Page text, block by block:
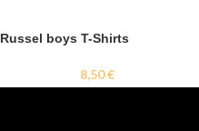
Russel boys T-Shirts
8,50€